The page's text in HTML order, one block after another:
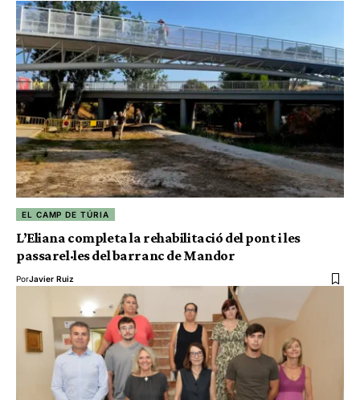
EL CAMP DE TÚRIA
L’Eliana completa la rehabilitació del pont i les
passarel·les del barranc de Mandor
PorJavier Ruiz